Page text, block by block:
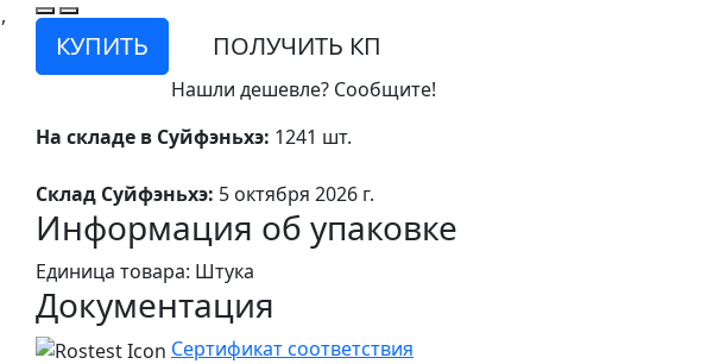
КУПИТЬ ПОЛУЧИТЬ КП
Нашли дешевле? Сообщите!
На складе в Суйфэньхэ: 1241 шт.
Склад Суйфэньхэ: 5 октября 2026 г.
Информация об упаковке
Единица товара: Штука
Документация
Сертификат соответствия